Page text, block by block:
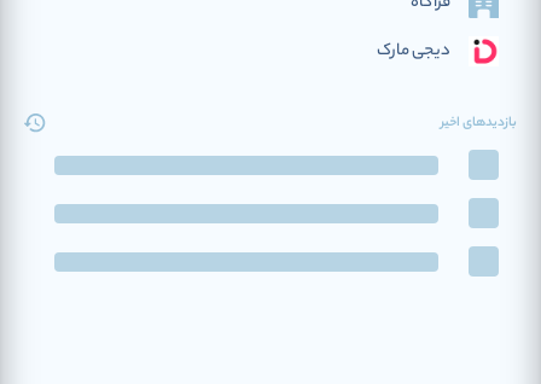
دیجی مارک
بازدیدهای اخیر